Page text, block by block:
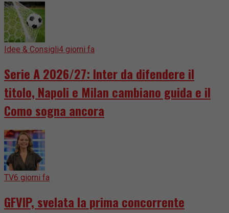
Idee & Consigli4 giorni fa
Serie A 2026/27: Inter da difendere il
titolo, Napoli e Milan cambiano guida e il
Como sogna ancora
TV6 giorni fa
GFVIP, svelata la prima concorrente